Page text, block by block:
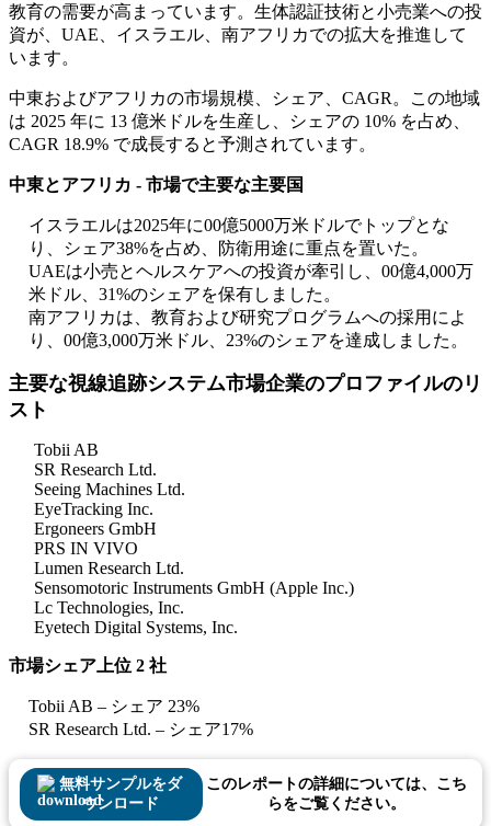
教育の需要が高まっています。生体認証技術と小売業への投
資が、UAE、イスラエル、南アフリカでの拡大を推進して
います。
中東およびアフリカの市場規模、シェア、CAGR。この地域
は 2025 年に 13 億米ドルを生産し、シェアの 10% を占め、
CAGR 18.9% で成長すると予測されています。
中東とアフリカ - 市場で主要な主要国
イスラエルは2025年に00億5000万米ドルでトップとな
り、シェア38%を占め、防衛用途に重点を置いた。
UAEは小売とヘルスケアへの投資が牽引し、00億4,000万
米ドル、31%のシェアを保有しました。
南アフリカは、教育および研究プログラムへの採用によ
り、00億3,000万米ドル、23%のシェアを達成しました。
主要な視線追跡システム市場企業のプロファイルのリ
スト
Tobii AB
SR Research Ltd.
Seeing Machines Ltd.
EyeTracking Inc.
Ergoneers GmbH
PRS IN VIVO
Lumen Research Ltd.
Sensomotoric Instruments GmbH (Apple Inc.)
Lc Technologies, Inc.
Eyetech Digital Systems, Inc.
市場シェア上位 2 社
Tobii AB – シェア 23%
SR Research Ltd. – シェア17%
無料サンプルをダ
ウンロード
このレポートの詳細については、こち
らをご覧ください。